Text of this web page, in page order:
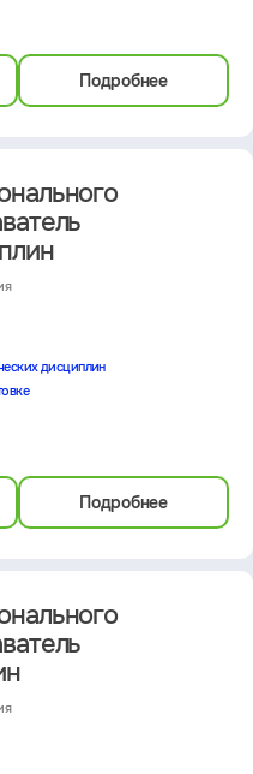
Подробнее
дисциплин
Подробнее